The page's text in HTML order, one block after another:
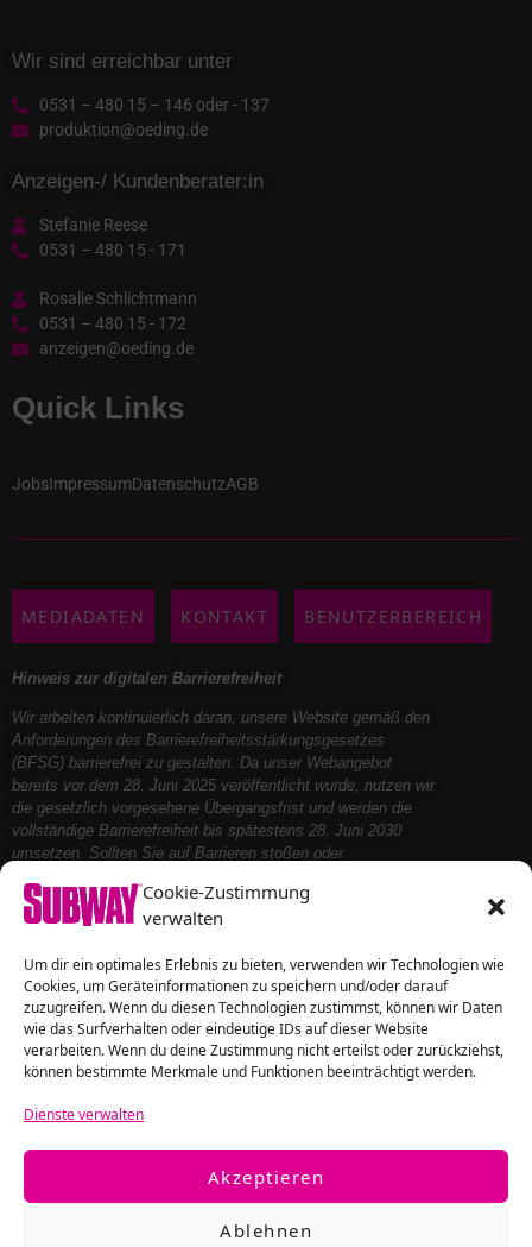
Cookie-Zustimmung
verwalten
Um dir ein optimales Erlebnis zu bieten, verwenden wir Technologien wie
Cookies, um Geräteinformationen zu speichern und/oder darauf
zuzugreifen. Wenn du diesen Technologien zustimmst, können wir Daten
wie das Surfverhalten oder eindeutige IDs auf dieser Website
verarbeiten. Wenn du deine Zustimmung nicht erteilst oder zurückziehst,
können bestimmte Merkmale und Funktionen beeinträchtigt werden.
Dienste verwalten
Akzeptieren
Ablehnen
Wir sind erreichbar unter
0531 – 480 15 – 146 oder - 137
produktion@oeding.de
Anzeigen-/ Kundenberater:in
Stefanie Reese
0531 – 480 15 - 171
Rosalie Schlichtmann
0531 – 480 15 - 172
anzeigen@oeding.de
Quick Links
JobsImpressumDatenschutzAGB
MEDIADATEN KONTAKT BENUTZERBEREICH
Hinweis zur digitalen Barrierefreiheit
Wir arbeiten kontinuierlich daran, unsere Website gemäß den
Anforderungen des Barrierefreiheitsstärkungsgesetzes
(BFSG) barrierefrei zu gestalten. Da unser Webangebot
bereits vor dem 28. Juni 2025 veröffentlicht wurde, nutzen wir
die gesetzlich vorgesehene Übergangsfrist und werden die
vollständige Barrierefreiheit bis spätestens 28. Juni 2030
umsetzen. Sollten Sie auf Barrieren stoßen oder
helfen Ihnen gerne weiter.
Folge uns auf